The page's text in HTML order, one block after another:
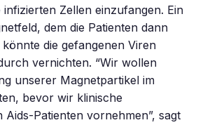
Zellen einzufangen. Ein
dem die Patienten dann
die gefangenen Viren
vernichten. “Wir wollen
unserer Magnetpartikel im
bevor wir klinische
Patienten vornehmen”, sagt